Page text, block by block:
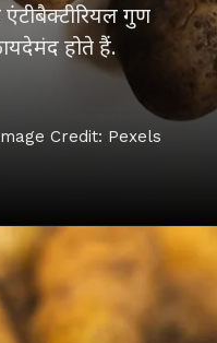
गुण
होते हैं.
Credit: Pexels